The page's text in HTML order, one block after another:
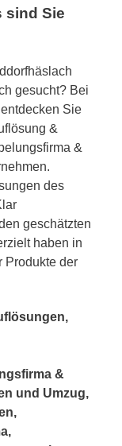
sind Sie
gesucht? Bei
Sie
&
&
des
geschätzten
haben in
Produkte der
&
und Umzug,